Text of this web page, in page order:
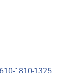
1810-1325